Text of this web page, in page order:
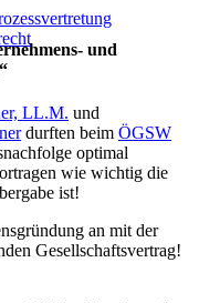
und
LL.M. und
durften beim ÖGSW
optimal
wie wichtig die
ist!
an mit der
Gesellschaftsvertrag!